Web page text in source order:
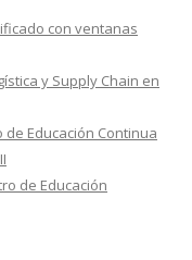
con ventanas
y Supply Chain en
Educación Continua
de Educación